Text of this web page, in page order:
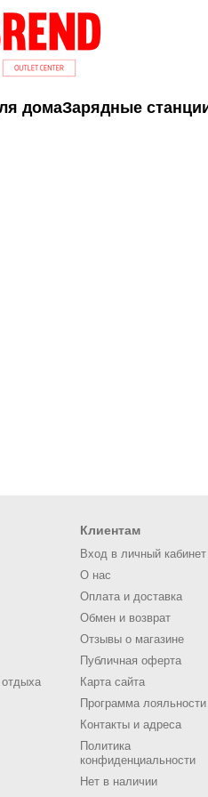
домаЗарядные
Клиентам
Вход в личный кабинет
О нас
Оплата и доставка
Обмен и возврат
Отзывы о магазине
Публичная оферта
Карта сайта
Программа лояльности
Контакты и адреса
Политика
конфиденциальности
Нет в наличии